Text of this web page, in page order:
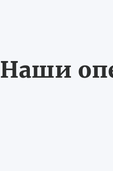
Наши